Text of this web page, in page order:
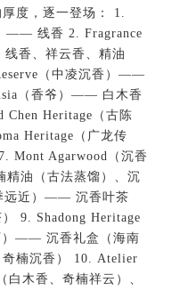
度，逐一登场： 1.
—— 线香 2. Fragrance
香、祥云香、精油
（中凌沉香）——
（香爷）—— 白木香
Chen Heritage（古陈
Heritage（广龙传
Mont Agarwood（沉香
油（古法蒸馏）、沉
远近）—— 沉香叶茶
9. Shadong Heritage
）—— 沉香礼盒（海南
楠沉香） 10. Atelier
木香、奇楠祥云）、